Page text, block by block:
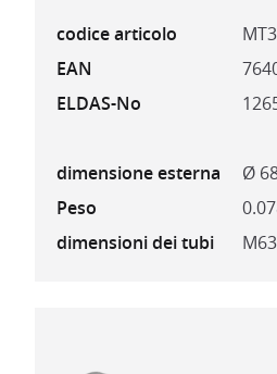
codice articolo
EAN
ELDAS-No
dimensione esterna
Ø
Peso
dimensioni dei tubi
M63